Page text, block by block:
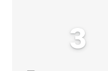
3